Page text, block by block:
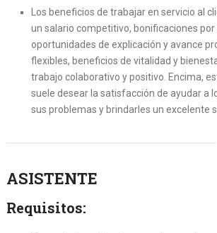
Los beneficios de trabajar en servicio al
un salario competitivo, bonificaciones
oportunidades de explicación y avance
flexibles, beneficios de vitalidad y
trabajo colaborativo y positivo. Encima,
suele desear la satisfacción de ayudar a
sus problemas y brindarles un excelente
ASISTENTE
Requisitos: